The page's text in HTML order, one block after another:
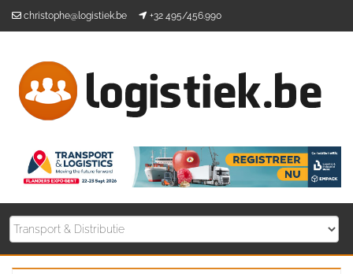
christophe@logistiek.be +32 495/456.990